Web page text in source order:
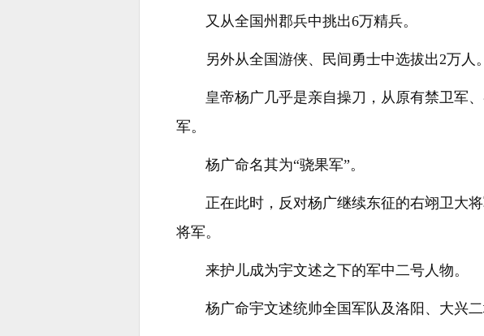
又从全国州郡兵中挑出6万精兵。
另外从全国游侠、民间勇士中选拔出2万人。
皇帝杨广几乎是亲自操刀，从原有禁卫军
军。
杨广命名其为“骁果军”。
正在此时，反对杨广继续东征的右翊卫大
将军。
来护儿成为宇文述之下的军中二号人物。
杨广命宇文述统帅全国军队及洛阳、大兴